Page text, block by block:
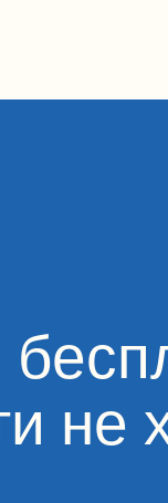
не